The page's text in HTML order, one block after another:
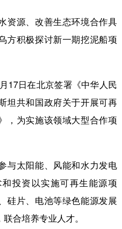
源、改善生态环境合作具
方积极探讨新一期挖泥船项
日在北京签署《中华人民
坦共和国政府关于开展可再
，为实施该领域大型合作项
太阳能、风能和水力发电
投资以实施可再生能源项
硅片、电池等绿色能源发展
合培养专业人才。